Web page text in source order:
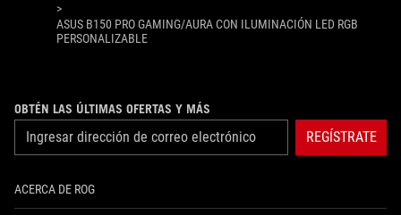
>
ASUS B150 PRO GAMING/AURA CON ILUMINACIÓN LED RGB
PERSONALIZABLE
OBTÉN LAS ÚLTIMAS OFERTAS Y MÁS
REGÍSTRATE
ACERCA DE ROG